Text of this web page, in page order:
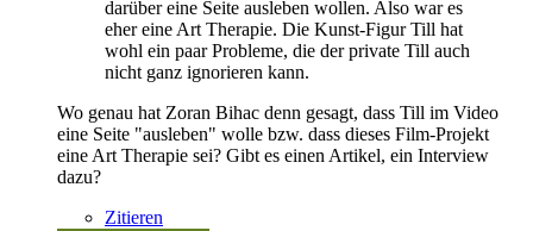
darüber eine Seite ausleben wollen. Also war es
eher eine Art Therapie. Die Kunst-Figur Till hat
wohl ein paar Probleme, die der private Till auch
nicht ganz ignorieren kann.
Wo genau hat Zoran Bihac denn gesagt, dass Till im Video
eine Seite "ausleben" wolle bzw. dass dieses Film-Projekt
eine Art Therapie sei? Gibt es einen Artikel, ein Interview
dazu?
Zitieren